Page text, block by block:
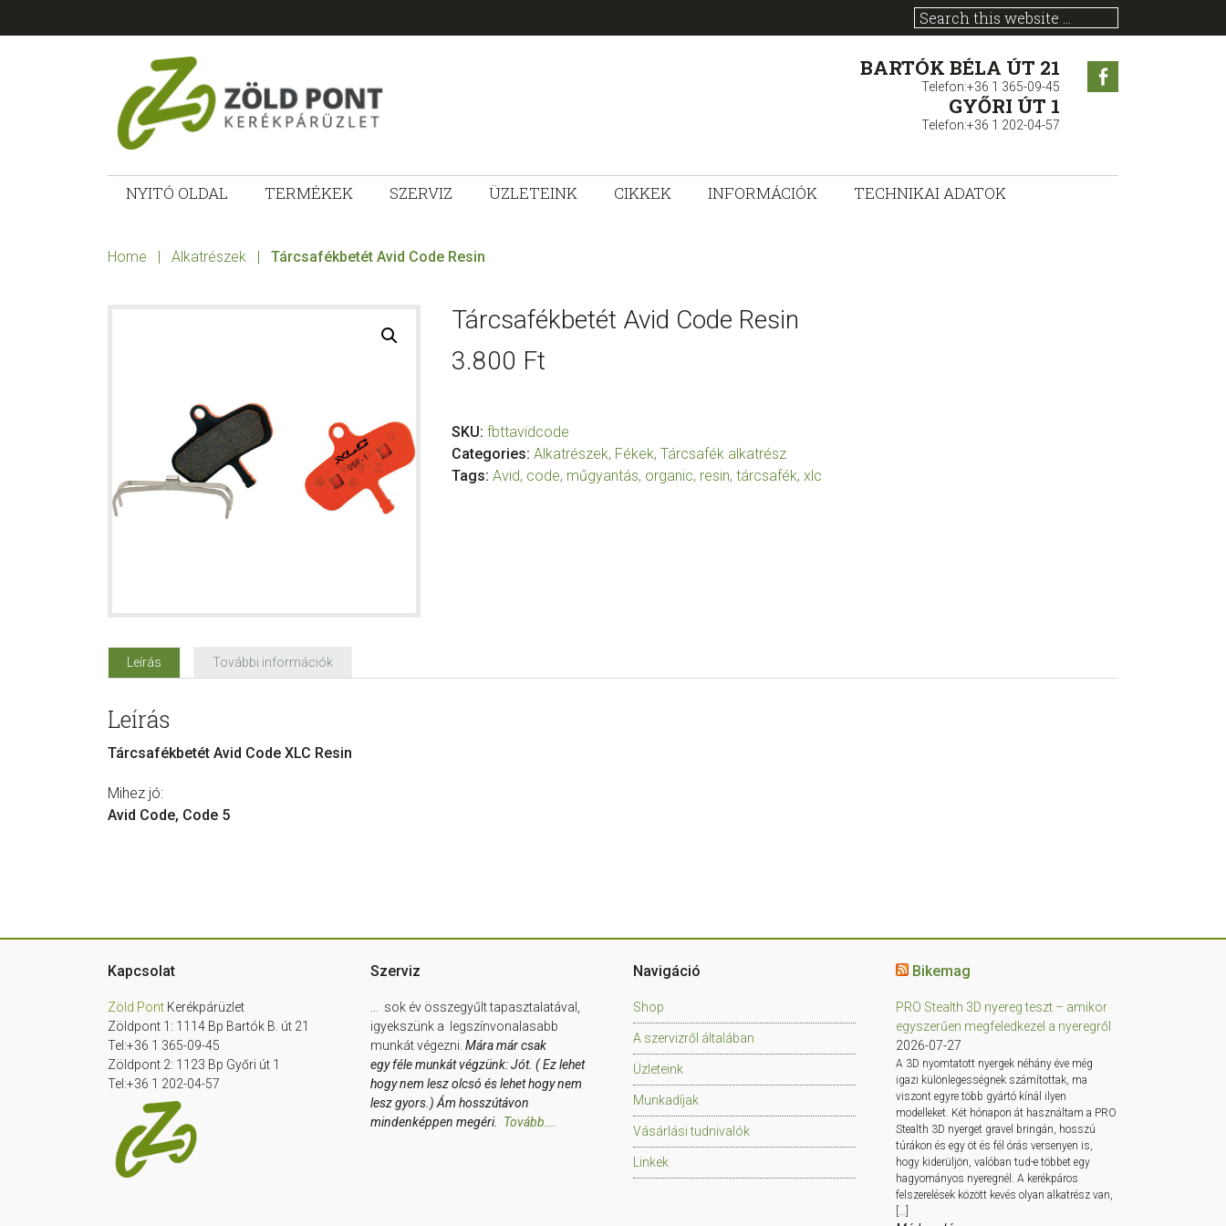
to
to
to
ZÖLD
KERÉKPÁRÜZLET
mindenkinek!
BARTÓK BÉLA ÚT 21
Telefon:+36 1 365-09-45
GYŐRI ÚT 1
Telefon:+36 1 202-04-57
NYITÓ OLDAL TERMÉKEK SZERVIZ ÜZLETEINK CIKKEK INFORMÁCIÓK TECHNIKAI ADATOK
Home | Alkatrészek | Tárcsafékbetét Avid Code Resin
Tárcsafékbetét Avid Code Resin
3.800 Ft
SKU: fbttavidcode
Categories: Alkatrészek, Fékek, Tárcsafék alkatrész
Tags: Avid, code, műgyantás, organic, resin, tárcsafék, xlc
Leírás További információk
Leírás
Tárcsafékbetét Avid Code XLC Resin
Mihez jó:
Avid Code, Code 5
Kapcsolat
Zöld Pont Kerékpárüzlet
Zöldpont 1: 1114 Bp Bartók B. út 21
Tel:+36 1 365-09-45
Zöldpont 2: 1123 Bp Győri út 1
Tel:+36 1 202-04-57
Szerviz
… sok év összegyűlt tapasztalatával,
igyekszünk a legszínvonalasabb
munkát végezni.Mára már csak
egy féle munkát végzünk: Jót. ( Ez lehet
hogy nem lesz olcsó és lehet hogy nem
lesz gyors.) Ám hosszútávon
mindenképpen megéri. Tovább….
Navigáció
Shop
A szervizről általában
Üzleteink
Munkadíjak
Vásárlási tudnivalók
Linkek
Bikemag
PRO Stealth 3D nyereg teszt – amikor
egyszerűen megfeledkezel a nyeregről
2026-07-27
A 3D nyomtatott nyergek néhány éve még
igazi különlegességnek számítottak, ma
viszont egyre több gyártó kínál ilyen
modelleket. Két hónapon át használtam a PRO
Stealth 3D nyerget gravel bringán, hosszú
túrákon és egy öt és fél órás versenyen is,
hogy kiderüljön, valóban tud-e többet egy
hagyományos nyeregnél. A kerékpáros
felszerelések között kevés olyan alkatrész van,
[…]